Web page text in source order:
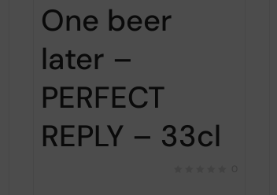
One beer
later –
PERFECT
REPLY – 33cl